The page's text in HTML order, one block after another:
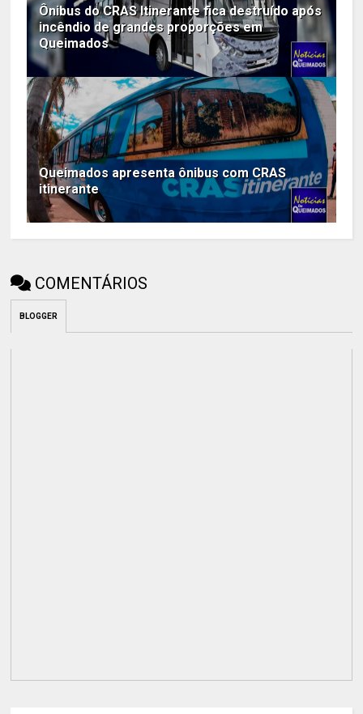
Ônibus do CRAS Itinerante fica destruído após
incêndio de grandes proporções em
Queimados
Queimados apresenta ônibus com CRAS
itinerante
COMENTÁRIOS
BLOGGER